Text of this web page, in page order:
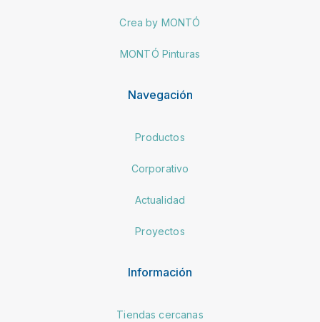
Crea by MONTÓ
MONTÓ Pinturas
Navegación
Productos
Corporativo
Actualidad
Proyectos
Información
Tiendas cercanas